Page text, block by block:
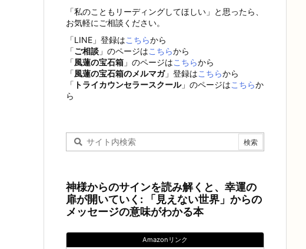
「私のこともリーディングしてほしい」と思ったら、
お気軽にご相談ください。
「LINE」登録はこちらから
「ご相談 」のページはこちらから
「風蓮の宝石箱 」のページはこちらから
「風蓮の宝石箱のメルマガ」登録はこちらから
「 トライカウンセラースクール」のページはこちらか
ら
神様からのサインを読み解くと、幸運の
扉が開いていく: 「見えない世界」からの
メッセージの意味がわかる本
Amazonリンク